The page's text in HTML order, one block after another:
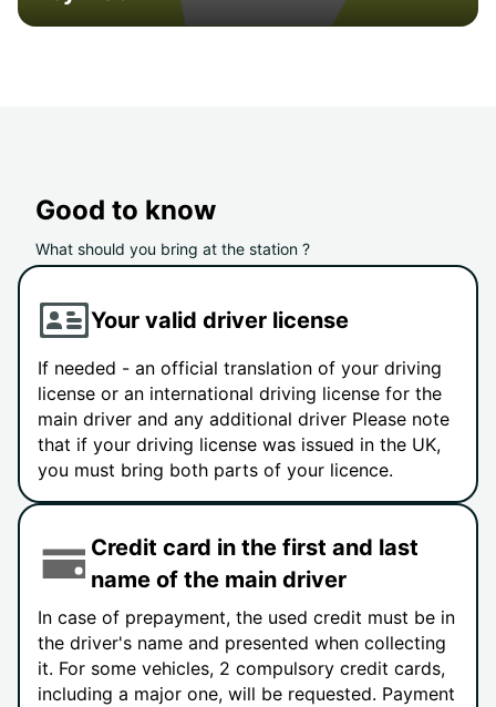
Good to know
What should you bring at the station ?
Your valid driver license
If needed - an official translation of your driving
license or an international driving license for the
main driver and any additional driver Please note
that if your driving license was issued in the UK,
you must bring both parts of your licence.
Credit card in the first and last
name of the main driver
In case of prepayment, the used credit must be in
the driver's name and presented when collecting
it. For some vehicles, 2 compulsory credit cards,
including a major one, will be requested. Payment